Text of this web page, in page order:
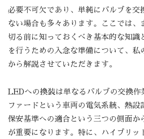
必要不可欠であり、単純にバルブを交
ない場合も多々あります。ここでは、
切る前に知っておくべき基本的な知識
を行うための入念な準備について、私
から解説させていただきます。
LEDへの換装は単なるバルブの交換
ファードという車両の電気系統、熱設
保安基準への適合という三つの側面か
が重要になります。特に、ハイブリッ